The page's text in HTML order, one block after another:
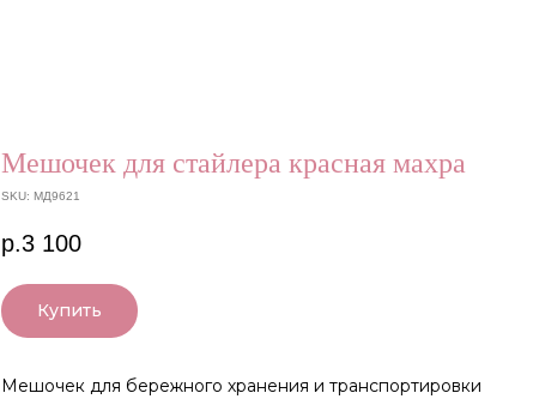
Мешочек для стайлера красная махра
SKU: МД9621
р.3 100
Купить
Мешочек для бережного хранения и транспортировки